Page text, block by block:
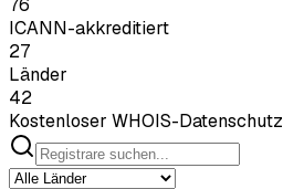
76
ICANN-akkreditiert
27
Länder
42
Kostenloser WHOIS-Datenschutz